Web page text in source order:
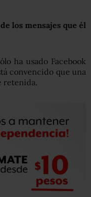
los mensajes que él
ha usado Facebook
convencido que una
retenida.